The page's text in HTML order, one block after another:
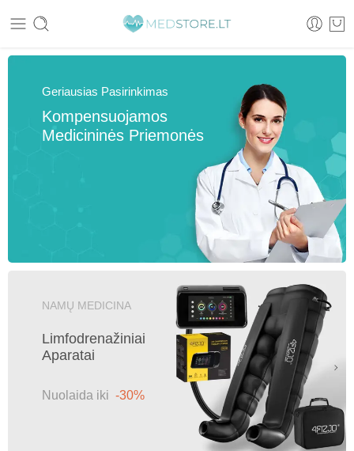
Geriausias Pasirinkimas
Kompensuojamos
Medicininės Priemonės
NAMŲ MEDICINA
Limfodrenažiniai
Aparatai
Nuolaida iki -30%